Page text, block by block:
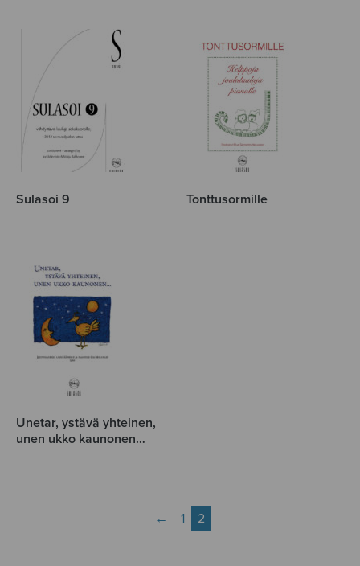
Sulasoi 9 Tonttusormille
Unetar, ystävä yhteinen,
unen ukko kaunonen…
← 1 2